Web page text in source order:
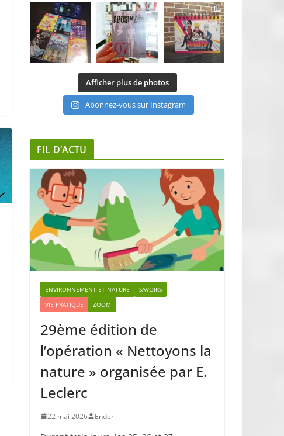
Afficher plus de photos
Abonnez-vous sur Instagram
FIL D’ACTU
ENVIRONNEMENT ET NATURE
SAVOIRS
VIE PRATIQUE
ZOOM
29ème édition de
l’opération « Nettoyons la
nature » organisée par E.
Leclerc
22 mai 2026 Ender